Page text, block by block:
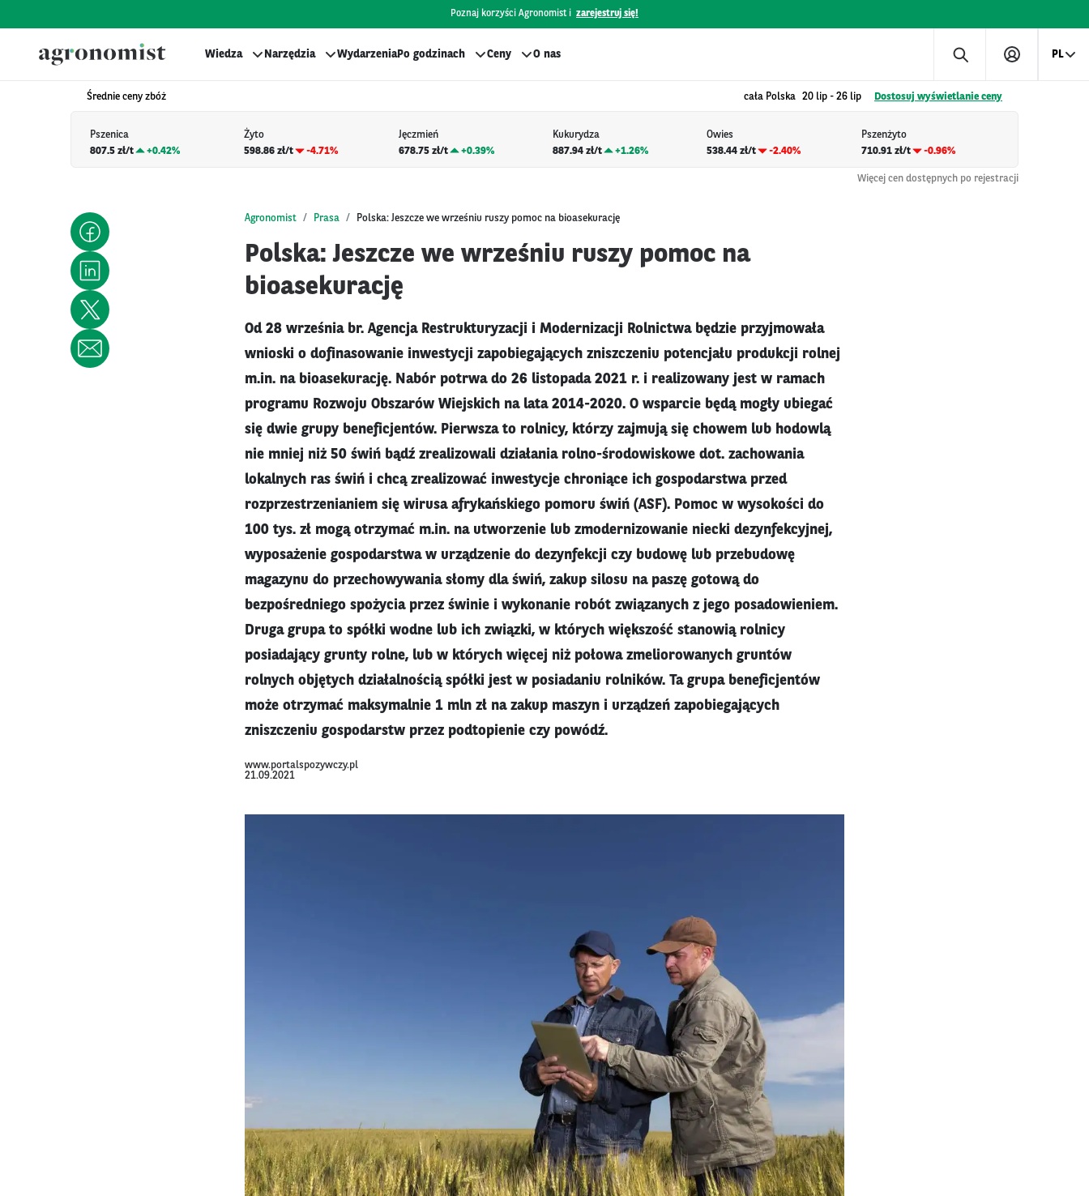
Poznaj korzyści Agronomist i zarejestruj się!
Wiedza Narzędzia WydarzeniaPo godzinach Ceny O nas PL
Średnie ceny zbóż cała Polska 20 lip - 26 lip Dostosuj wyświetlanie ceny
Pszenica
807.5 zł/t
+0.42%
Żyto
598.86 zł/t
-4.71%
Jęczmień
678.75 zł/t
+0.39%
Kukurydza
887.94 zł/t
+1.26%
Owies
538.44 zł/t
-2.40%
Pszenżyto
710.91 zł/t
-0.96%
Więcej cen dostępnych po rejestracji
Agronomist Prasa Polska: Jeszcze we wrześniu ruszy pomoc na bioasekurację
Polska: Jeszcze we wrześniu ruszy pomoc na
bioasekurację
Od 28 września br. Agencja Restrukturyzacji i Modernizacji Rolnictwa będzie przyjmowała
wnioski o dofinasowanie inwestycji zapobiegających zniszczeniu potencjału produkcji rolnej
m.in. na bioasekurację. Nabór potrwa do 26 listopada 2021 r. i realizowany jest w ramach
programu Rozwoju Obszarów Wiejskich na lata 2014-2020. O wsparcie będą mogły ubiegać
się dwie grupy beneficjentów. Pierwsza to rolnicy, którzy zajmują się chowem lub hodowlą
nie mniej niż 50 świń bądź zrealizowali działania rolno-środowiskowe dot. zachowania
lokalnych ras świń i chcą zrealizować inwestycje chroniące ich gospodarstwa przed
rozprzestrzenianiem się wirusa afrykańskiego pomoru świń (ASF). Pomoc w wysokości do
100 tys. zł mogą otrzymać m.in. na utworzenie lub zmodernizowanie niecki dezynfekcyjnej,
wyposażenie gospodarstwa w urządzenie do dezynfekcji czy budowę lub przebudowę
magazynu do przechowywania słomy dla świń, zakup silosu na paszę gotową do
bezpośredniego spożycia przez świnie i wykonanie robót związanych z jego posadowieniem.
Druga grupa to spółki wodne lub ich związki, w których większość stanowią rolnicy
posiadający grunty rolne, lub w których więcej niż połowa zmeliorowanych gruntów
rolnych objętych działalnością spółki jest w posiadaniu rolników. Ta grupa beneficjentów
może otrzymać maksymalnie 1 mln zł na zakup maszyn i urządzeń zapobiegających
zniszczeniu gospodarstw przez podtopienie czy powódź.
www.portalspozywczy.pl
21.09.2021